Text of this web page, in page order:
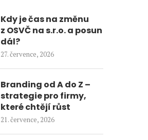
Kdy je čas na změnu
z OSVČ na s.r.o. a posun
dál?
27. července, 2026
Branding od A do Z –
strategie pro firmy,
které chtějí růst
21. července, 2026